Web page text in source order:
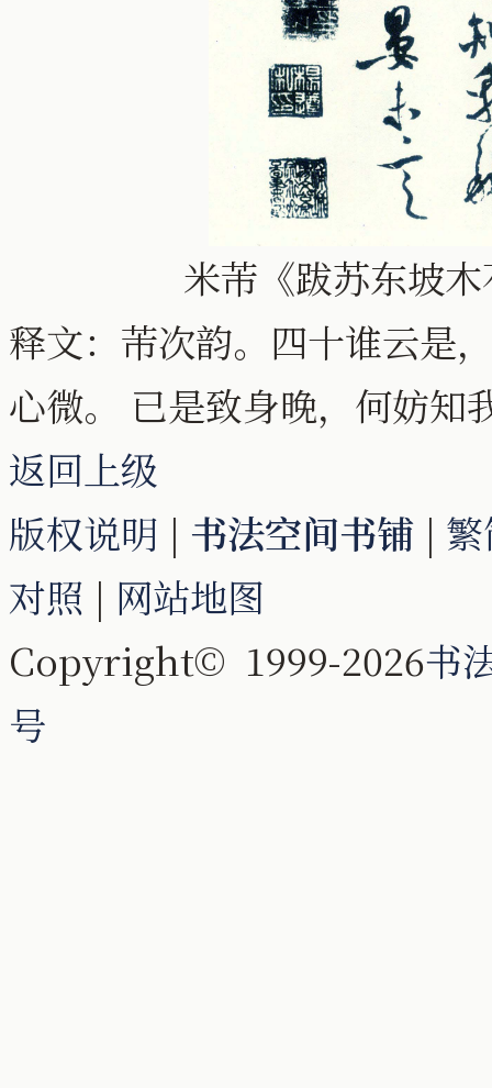
米芾《跋苏东坡
释文：芾次韵。四十谁云是
心微。 已是致身晚，何妨知
返回上级
版权说明 | 书法空间书铺 |
对照 | 网站地图
Copyright© 1999-2026书
号